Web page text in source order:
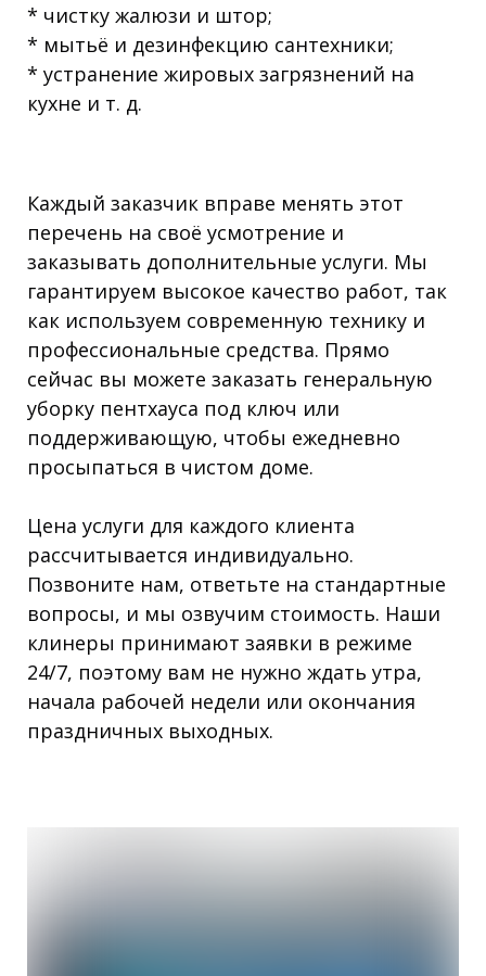
* чистку жалюзи и штор;
* мытьё и дезинфекцию сантехники;
* устранение жировых загрязнений на
кухне и т. д.
Каждый заказчик вправе менять этот
перечень на своё усмотрение и
заказывать дополнительные услуги. Мы
гарантируем высокое качество работ, так
как используем современную технику и
профессиональные средства. Прямо
сейчас вы можете заказать генеральную
уборку пентхауса под ключ или
поддерживающую, чтобы ежедневно
просыпаться в чистом доме.
Цена услуги для каждого клиента
рассчитывается индивидуально.
Позвоните нам, ответьте на стандартные
вопросы, и мы озвучим стоимость. Наши
клинеры принимают заявки в режиме
24/7, поэтому вам не нужно ждать утра,
начала рабочей недели или окончания
праздничных выходных.